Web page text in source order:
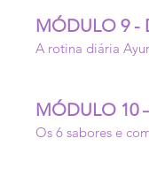
MÓDULO 9 -
A rotina diária
MÓDULO 10
Os 6 sabores e